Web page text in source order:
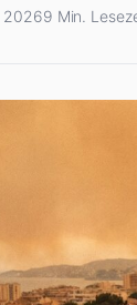
20269 Min.